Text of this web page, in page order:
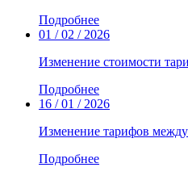
Подробнее
01 / 02 / 2026
Изменение стоимости
Подробнее
16 / 01 / 2026
Изменение тарифов
Подробнее